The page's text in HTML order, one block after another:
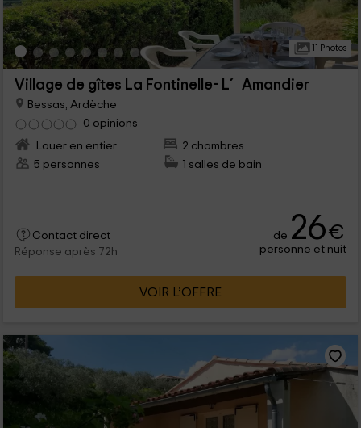
11 Photos
Village de gîtes La Fontinelle- L´ Amandier
Bessas, Ardèche
0 opinions
Louer en entier
2 chambres
5 personnes
1 salles de bain
Contact direct
Réponse après 72h
de 26€
personne et nuit
VOIR L’OFFRE